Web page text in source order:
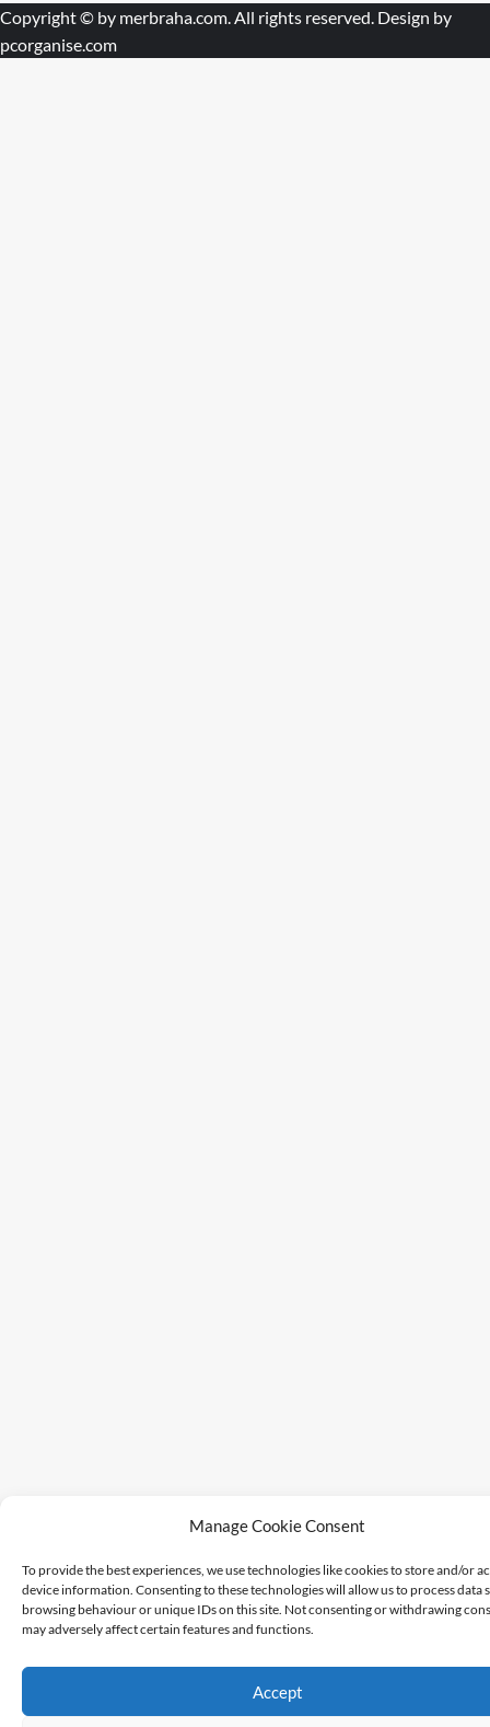
Manage Cookie Consent
To provide the best experiences, we use technologies like cookies to store and/or
device information. Consenting to these technologies will allow us to process data
browsing behaviour or unique IDs on this site. Not consenting or withdrawing
may adversely affect certain features and functions.
Accept
Copyright © by merbraha.com. All rights reserved. Design by
pcorganise.com